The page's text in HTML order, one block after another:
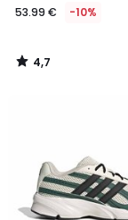
53.99 € -10%
4,7
/